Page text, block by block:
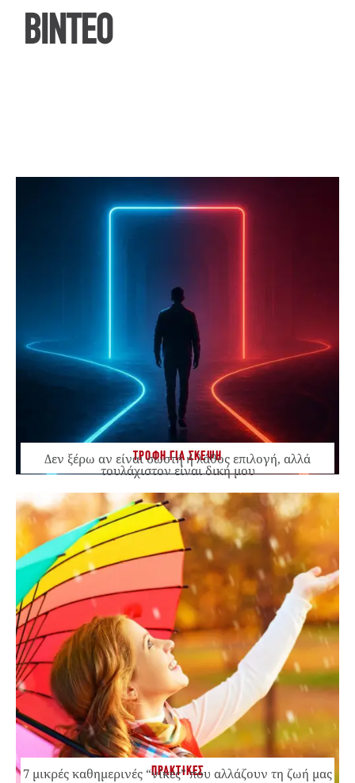
ΒΙΝΤΕΟ
ΤΡΟΦΗ ΓΙΑ ΣΚΕΨΗ
Δεν ξέρω αν είναι σωστή ή λάθος επιλογή, αλλά
τουλάχιστον είναι δική μου
ΠΡΑΚΤΙΚΕΣ
7 μικρές καθημερινές “νίκες” που αλλάζουν τη ζωή μας